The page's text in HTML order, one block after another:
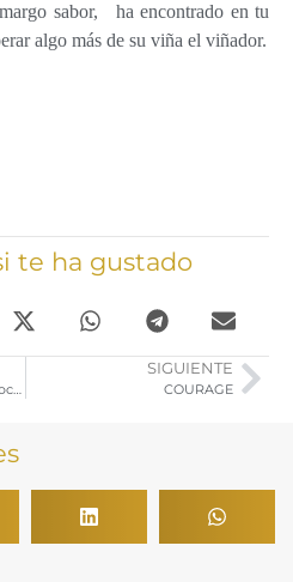
sabor, ha encontrado en tu
algo más de su viña el viñador.
te ha gustado
Taller de Empleo Archivo Diocesano. Listados Definitivo de Admitidos Excluidos
SIGUIENTE
COURAGE